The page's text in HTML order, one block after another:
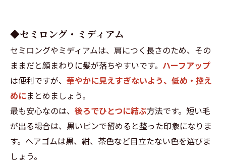
◆セミロング・ミディアム
セミロングやミディアムは、肩につく長さのため、その
ままだと顔まわりに髪が落ちやすいです。 ハーフアップ
は便利ですが、 華やかに見えすぎないよう、低め・控え
めにまとめましょう。
最も安心なのは、 後ろでひとつに結ぶ方法です。短い毛
が出る場合は、黒いピンで留めると整った印象になりま
す。ヘアゴムは黒、紺、茶色など目立たない色を選びま
しょう。